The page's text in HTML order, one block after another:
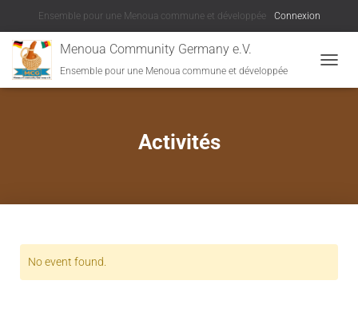
Ensemble pour une Menoua commune et développée Connexion
Menoua Community Germany e.V.
Ensemble pour une Menoua commune et développée
Activités
No event found.